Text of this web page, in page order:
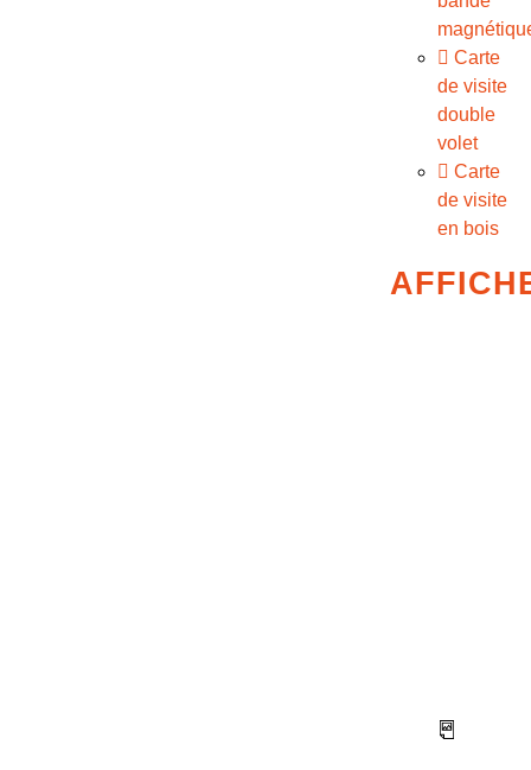
Carte
de visite
double
volet
Carte
de visite
en bois